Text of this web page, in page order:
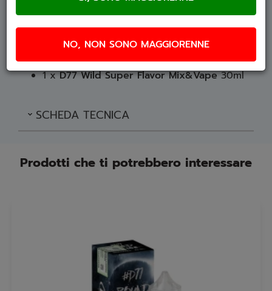
stesso flacone prima dell'utilizzo. Aggiungere
basette di nicotinaobase neutra(30ml totali)
per raggiungere i60ml di liquidofinale.
Contenuto della Confezione
1 xD77 Wild Super Flavor Mix&Vape30ml
SCHEDA TECNICA
Prodotti che ti potrebbero interessare
NO, NON SONO MAGGIORENNE